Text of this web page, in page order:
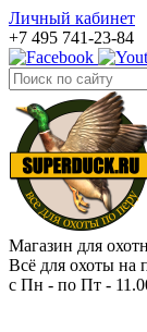
Личный кабинет
+7 495 741-23-84
Магазин для
Всё для охоты на
с Пн - по Пт -